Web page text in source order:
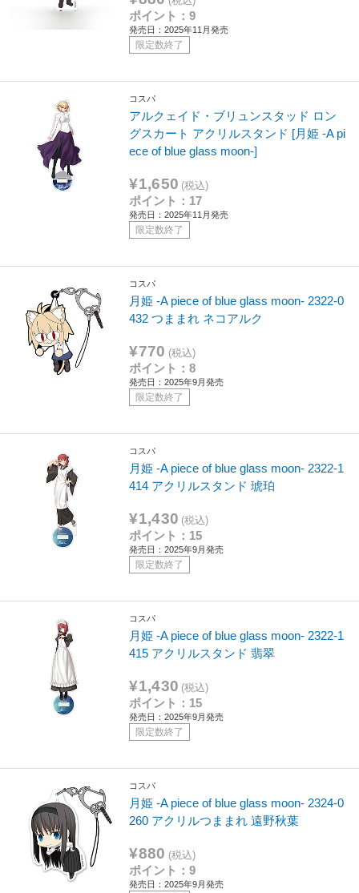
ポイント：9
発売日：2025年11月発売
限定数終了
コスパ
アルクェイド・ブリュンスタッド ロン
グスカート アクリルスタンド [月姫 -A pi
ece of blue glass moon-]
¥1,650 (税込)
ポイント：17
発売日：2025年11月発売
限定数終了
コスパ
月姫 -A piece of blue glass moon- 2322-0
432 つままれ ネコアルク
¥770 (税込)
ポイント：8
発売日：2025年9月発売
限定数終了
コスパ
月姫 -A piece of blue glass moon- 2322-1
414 アクリルスタンド 琥珀
¥1,430 (税込)
ポイント：15
発売日：2025年9月発売
限定数終了
コスパ
月姫 -A piece of blue glass moon- 2322-1
415 アクリルスタンド 翡翠
¥1,430 (税込)
ポイント：15
発売日：2025年9月発売
限定数終了
コスパ
月姫 -A piece of blue glass moon- 2324-0
260 アクリルつままれ 遠野秋葉
¥880 (税込)
ポイント：9
発売日：2025年9月発売